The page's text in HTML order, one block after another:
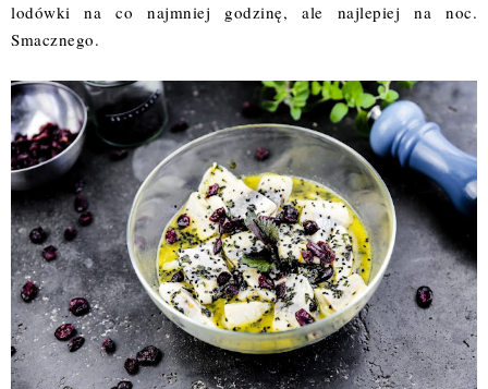
lodówki na co najmniej godzinę, ale najlepiej na noc.
Smacznego.